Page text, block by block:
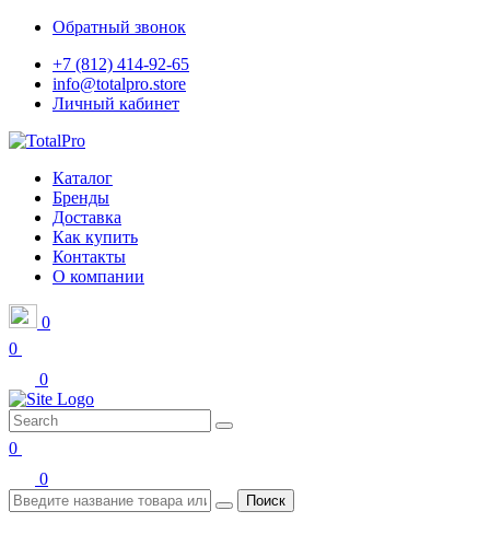
Обратный звонок
+7 (812) 414-92-65
info@totalpro.store
Личный кабинет
Каталог
Бренды
Доставка
Как купить
Контакты
О компании
0
0
0
0
0
Поиск